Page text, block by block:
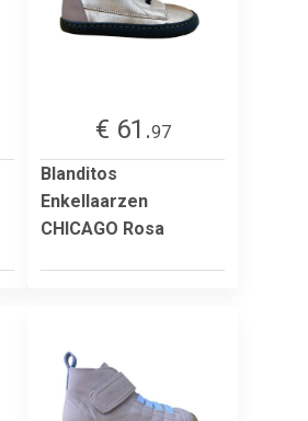
€ 61.97
Blanditos
Enkellaarzen
CHICAGO Rosa